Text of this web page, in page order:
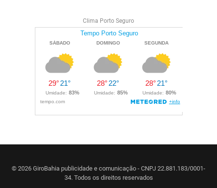
Clima Porto Seguro
© 2026 GiroBahia publicidade e comunicação - CNPJ 22.881.183/0001-
34. Todos os direitos reservados